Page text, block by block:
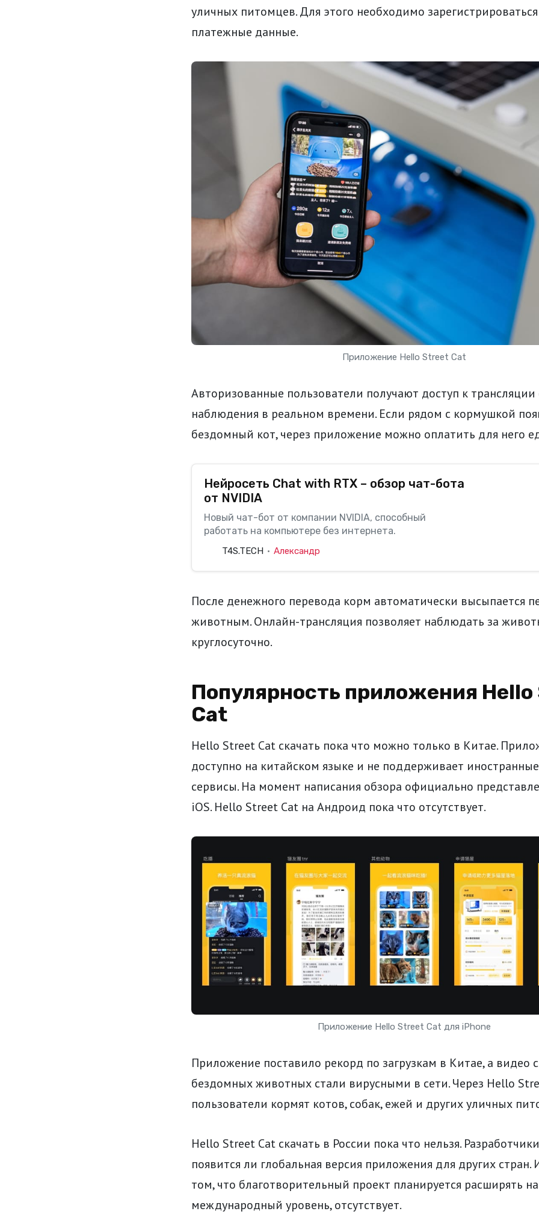
уличных питомцев. Для этого необходимо
платежные данные.
Приложение Hello Street Cat
Авторизованные пользователи получают доступ к трансляции
наблюдения в реальном времени. Если рядом с кормушкой
бездомный кот, через приложение можно оплатить для него
Нейросеть Chat with RTX – обзор чат-бота
от NVIDIA
Новый чат-бот от компании NVIDIA, способный
работать на компьютере без интернета.
T4S.TECH Александр
После денежного перевода корм автоматически высыпается
животным. Онлайн-трансляция позволяет наблюдать за
круглосуточно.
Популярность приложения
Cat
Hello Street Cat скачать пока что можно только в Китае.
доступно на китайском языке и не поддерживает
сервисы. На момент написания обзора официально
iOS. Hello Street Cat на Андроид пока что отсутствует.
Приложение Hello Street Cat для iPhone
Приложение поставило рекорд по загрузкам в Китае, а видео
бездомных животных стали вирусными в сети. Через Hello
пользователи кормят котов, собак, ежей и других уличных
Hello Street Cat скачать в России пока что нельзя.
появится ли глобальная версия приложения для других
том, что благотворительный проект планируется расширять на
международный уровень, отсутствует.